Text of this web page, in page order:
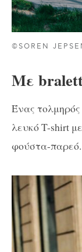
©SOREN
Με
Ένας
λευκό T-shirt
φούστα-παρεό.